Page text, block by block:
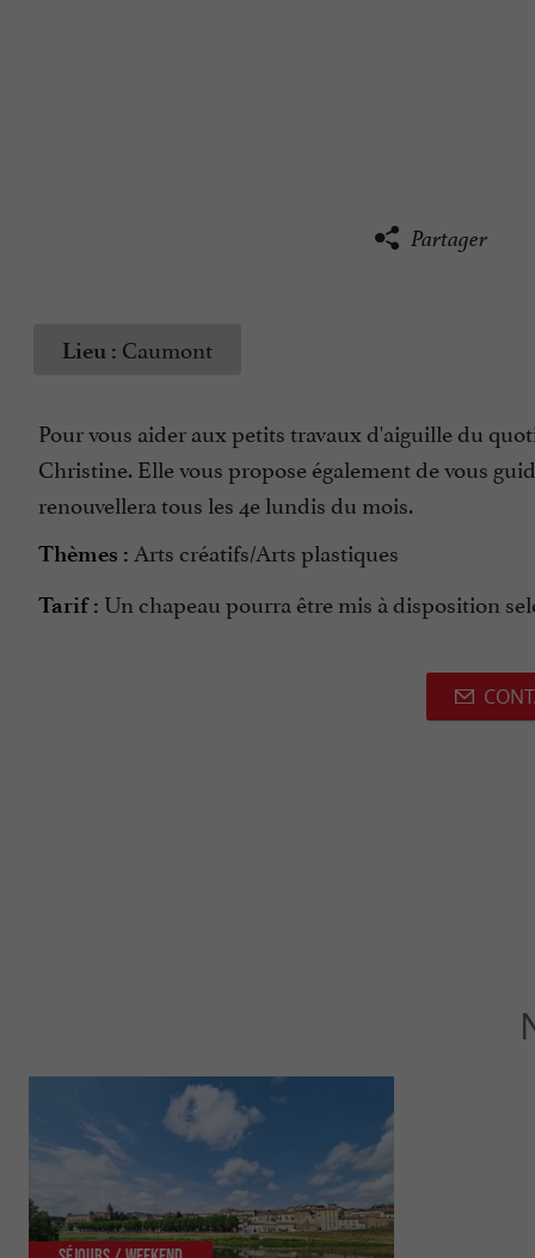
Partager
Lieu : Caumont
Pour vous aider aux petits travaux d'aiguille du
Christine. Elle vous propose également de vous
renouvellera tous les 4e lundis du mois.
Thèmes : Arts créatifs/Arts plastiques
Tarif : Un chapeau pourra être mis à disposition